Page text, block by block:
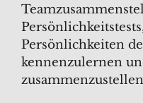
Persönlichkeiten
kennenzulernen